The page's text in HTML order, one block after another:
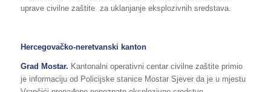
uprave civilne zaštite za uklanjanje eksplozivnih sredstava.
Hercegovačko-neretvanski kanton
Grad Mostar. Kantonalni operativni centar civilne zaštite primio
je informaciju od Policijske stanice Mostar Sjever da je u mjestu